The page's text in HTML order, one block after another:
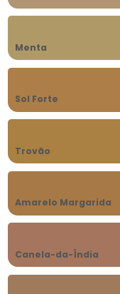
Menta
Sol Forte
Trovão
Amarelo Margarida
Canela-da-Índia